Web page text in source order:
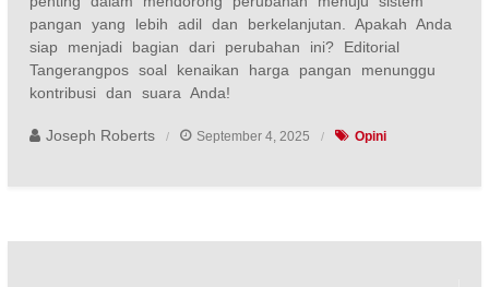
pangan yang lebih adil dan berkelanjutan. Apakah Anda
siap menjadi bagian dari perubahan ini? Editorial
Tangerangpos soal kenaikan harga pangan menunggu
kontribusi dan suara Anda!
Joseph Roberts September 4, 2025 Opini